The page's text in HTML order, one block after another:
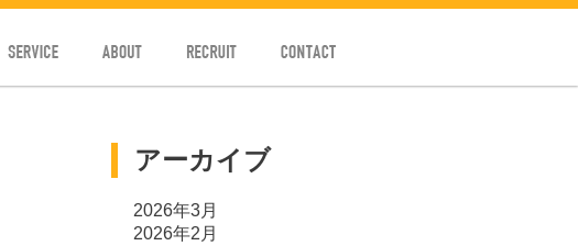
SERVICE ABOUT RECRUIT CONTACT
アーカイブ
2026年3月
2026年2月